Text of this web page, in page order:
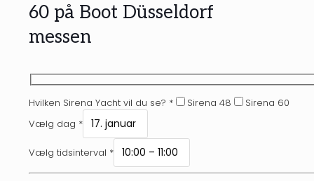
60 på Boot Düsseldorf
messen
Hvilken Sirena Yacht vil du se? * Sirena 48
Sirena 60
Vælg dag *
Vælg tidsinterval *